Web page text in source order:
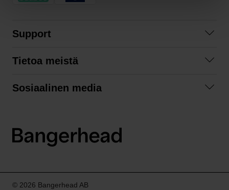
Support
Tilausehdot
Tietoa meistä
Sosiaalinen media
LinkedIn
© 2026 Bangerhead AB